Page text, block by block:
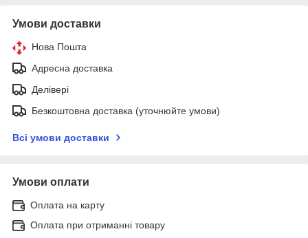
Умови доставки
Нова Пошта
Адресна доставка
Делівері
Безкоштовна доставка (уточнюйте умови)
Всі умови доставки
Умови оплати
Оплата на карту
Оплата при отриманні товару